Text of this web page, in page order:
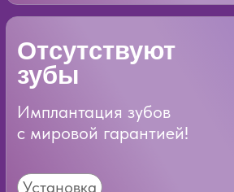
Диагностика
нового поколения -